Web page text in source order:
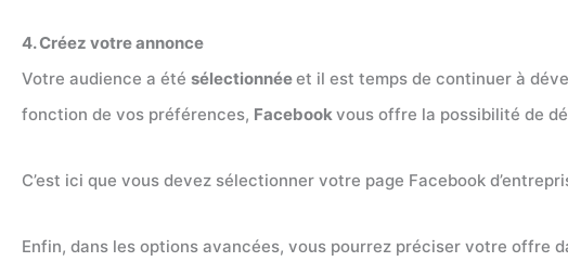
4. Créez votre annonce
Votre audience a été sélectionnéeet il est temps de continuer à
fonction de vos préférences, Facebookvous offre la possibilité de
C’est ici que vous devez sélectionner votre page Facebook
Enfin, dans les options avancées, vous pourrez préciser votre offre